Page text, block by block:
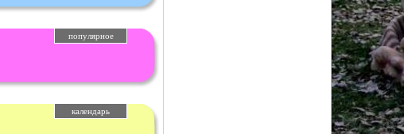
популярное
календарь